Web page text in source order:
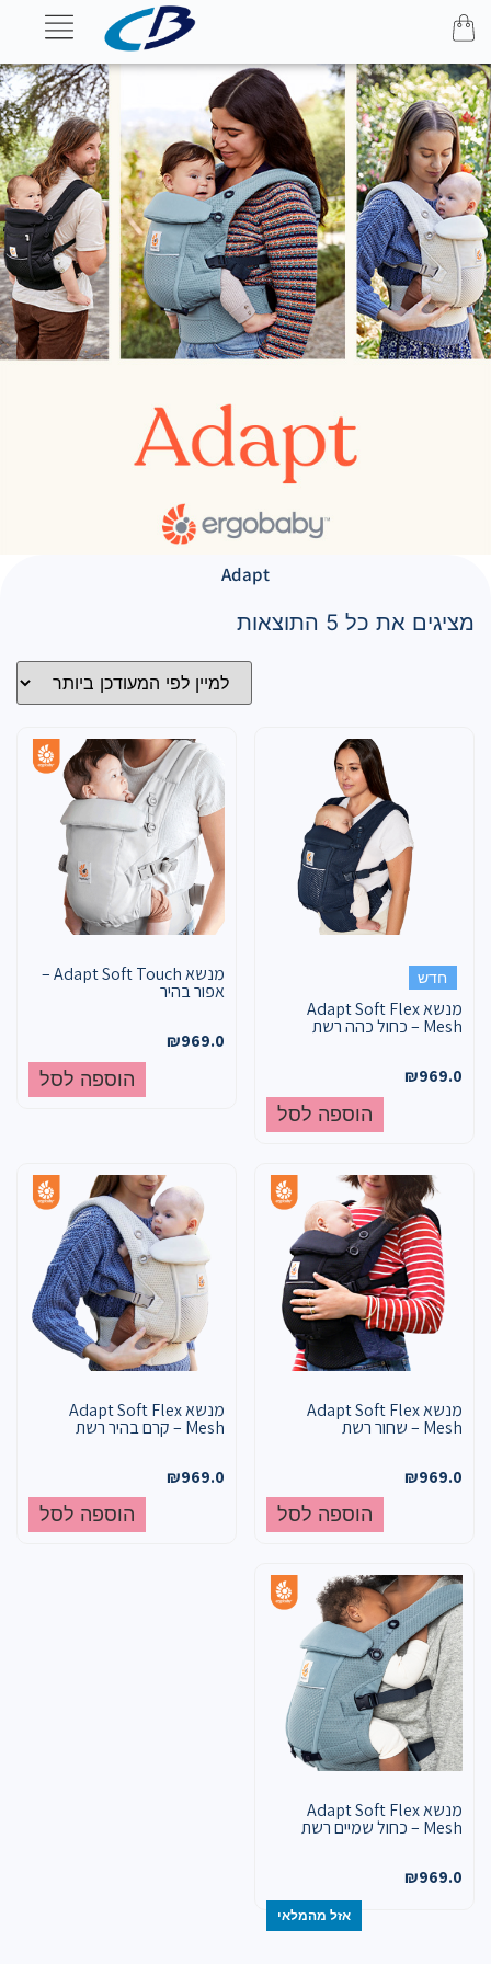
Adapt
מציגים את כל ⁦5⁩ התוצאות
חדש
מנשא Adapt Soft Flex
Mesh – כחול כהה רשת
₪969.0
הוספה לסל
מנשא Adapt Soft Touch –
אפור בהיר
₪969.0
הוספה לסל
מנשא Adapt Soft Flex
Mesh – שחור רשת
₪969.0
הוספה לסל
מנשא Adapt Soft Flex
Mesh – קרם בהיר רשת
₪969.0
הוספה לסל
מנשא Adapt Soft Flex
Mesh – כחול שמיים רשת
₪969.0
אזל מהמלאי